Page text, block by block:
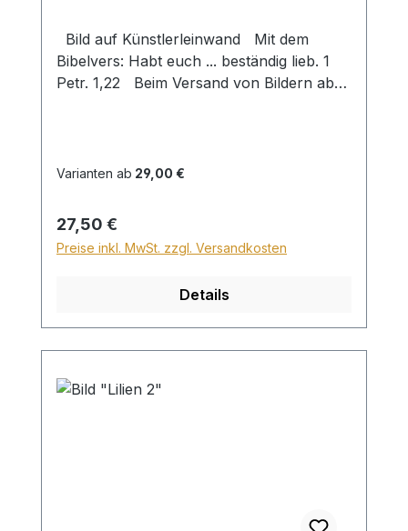
Bild auf Künstlerleinwand Mit dem
Bibelvers: Habt euch ... beständig lieb. 1
Petr. 1,22 Beim Versand von Bildern ab
Höhe von 28,99€ berechnet. Für den
Sperrgutzuschlag 30€.
Varianten ab 29,00 €
Regulärer Preis:
27,50 €
Preise inkl. MwSt. zzgl. Versandkosten
Details